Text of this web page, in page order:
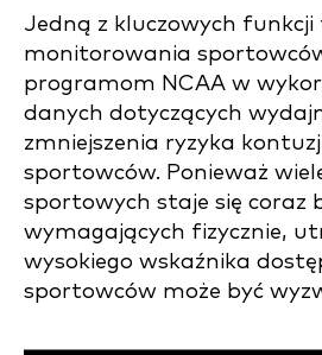
Jedną z kluczowych funkcji
monitorowania
programom NCAA w
danych dotyczących
zmniejszenia ryzyka
sportowców. Ponieważ
sportowych staje się coraz
wymagających fizycznie,
wysokiego wskaźnika
sportowców może być